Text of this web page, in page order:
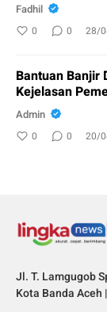
Fadhil
0 0 28/
Bantuan Banjir
Kejelasan
Admin
0 0 20/
Jl. T. Lamgugob
Kota Banda